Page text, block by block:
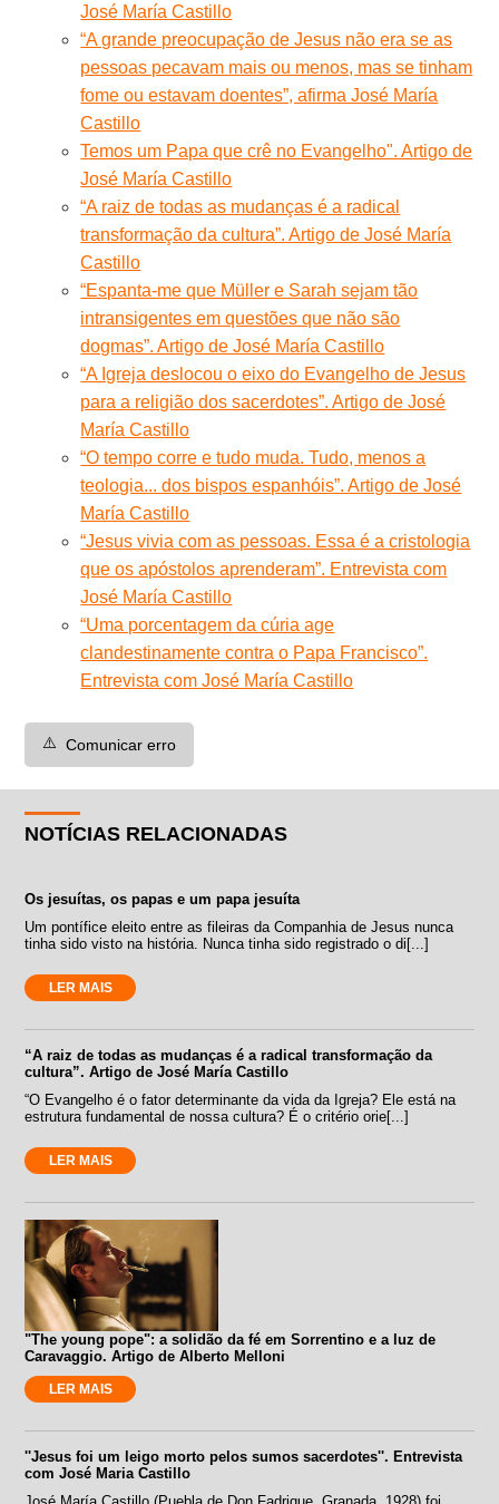
José María Castillo
“A grande preocupação de Jesus não era se as
pessoas pecavam mais ou menos, mas se tinham
fome ou estavam doentes”, afirma José María
Castillo
Temos um Papa que crê no Evangelho". Artigo de
José María Castillo
“A raiz de todas as mudanças é a radical
transformação da cultura”. Artigo de José María
Castillo
“Espanta-me que Müller e Sarah sejam tão
intransigentes em questões que não são
dogmas”. Artigo de José María Castillo
“A Igreja deslocou o eixo do Evangelho de Jesus
para a religião dos sacerdotes”. Artigo de José
María Castillo
“O tempo corre e tudo muda. Tudo, menos a
teologia... dos bispos espanhóis”. Artigo de José
María Castillo
“Jesus vivia com as pessoas. Essa é a cristologia
que os apóstolos aprenderam”. Entrevista com
José María Castillo
“Uma porcentagem da cúria age
clandestinamente contra o Papa Francisco”.
Entrevista com José María Castillo
⚠️ Comunicar erro
NOTÍCIAS RELACIONADAS
Os jesuítas, os papas e um papa jesuíta
Um pontífice eleito entre as fileiras da Companhia de Jesus nunca
tinha sido visto na história. Nunca tinha sido registrado o di[...]
LER MAIS
“A raiz de todas as mudanças é a radical transformação da
cultura”. Artigo de José María Castillo
“O Evangelho é o fator determinante da vida da Igreja? Ele está na
estrutura fundamental de nossa cultura? É o critério orie[...]
LER MAIS
"The young pope": a solidão da fé em Sorrentino e a luz de
Caravaggio. Artigo de Alberto Melloni
LER MAIS
''Jesus foi um leigo morto pelos sumos sacerdotes''. Entrevista
com José Maria Castillo